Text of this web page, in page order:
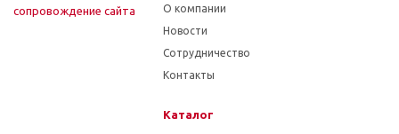
cопровождение сайта
О компании
Новости
Сотрудничество
Контакты
Каталог